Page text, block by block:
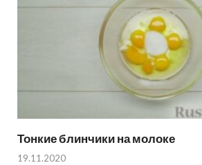
Тонкие блинчики на молоке
19.11.2020